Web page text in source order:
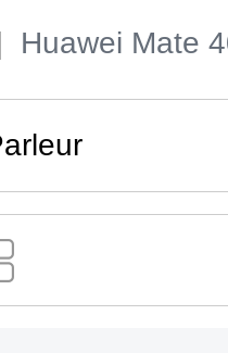
Huawei Mate